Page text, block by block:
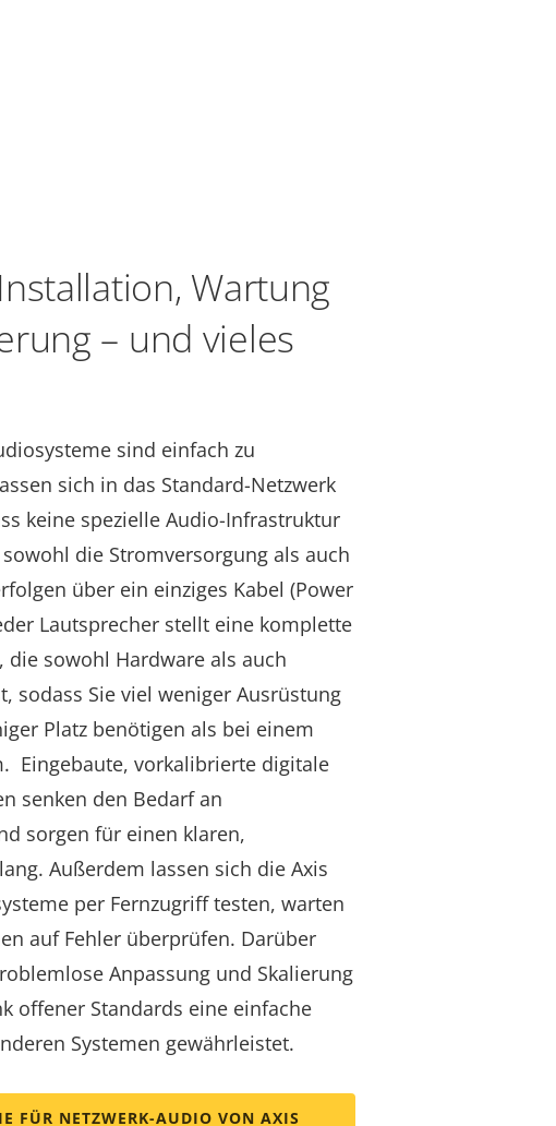
Wartung
– und vieles
sind einfach zu
sich in das Standard-Netzwerk
keine spezielle Audio-Infrastruktur
die Stromversorgung als auch
über ein einziges Kabel (Power
Lautsprecher stellt eine komplette
die sowohl Hardware als auch
sodass Sie viel weniger Ausrüstung
Platz benötigen als bei einem
Eingebaute, vorkalibrierte digitale
senken den Bedarf an
sorgen für einen klaren,
Außerdem lassen sich die Axis
per Fernzugriff testen, warten
auf Fehler überprüfen. Darüber
Anpassung und Skalierung
offener Standards eine einfache
Systemen gewährleistet.
FÜR NETZWERK-AUDIO VON AXIS